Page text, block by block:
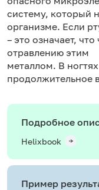
систему, который
организме. Если
– это означает,
отравлению этим
металлом. В
продолжительное
Подробное
Helixbook
Пример